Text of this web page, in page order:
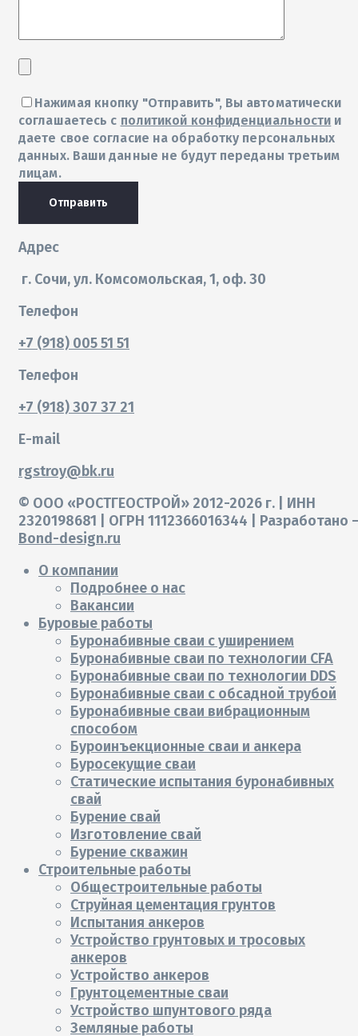
Нажимая кнопку "Отправить", Вы автоматически
соглашаетесь с политикой конфиденциальности и
даете свое согласие на обработку персональных
данных. Ваши данные не будут переданы третьим
лицам.
Отправить
Адрес
г. Сочи, ул. Комсомольская, 1, оф. 30
Телефон
+7 (918) 005 51 51
Телефон
+7 (918) 307 37 21
E-mail
rgstroy@bk.ru
© ООО «РОСТГЕОСТРОЙ» 2012-2026 г. | ИНН
2320198681 | ОГРН 1112366016344 | Разработано
Bond-design.ru
О компании
Подробнее о нас
Вакансии
Буровые работы
Буронабивные сваи с уширением
Буронабивные сваи по технологии CFA
Буронабивные сваи по технологии DDS
Буронабивные сваи с обсадной трубой
Буронабивные сваи вибрационным
способом
Буроинъекционные сваи и анкера
Буросекущие сваи
Статические испытания буронабивных
свай
Бурение свай
Изготовление свай
Бурение скважин
Строительные работы
Общестроительные работы
Струйная цементация грунтов
Испытания анкеров
Устройство грунтовых и тросовых
анкеров
Устройство анкеров
Грунтоцементные сваи
Устройство шпунтового ряда
Земляные работы